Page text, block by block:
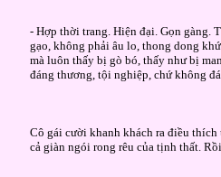
- Hợp thời trang. Hiện đại. Gọn gàng.
gạo, không phải âu lo, thong dong
mà luôn thấy bị gò bó, thấy như bị
đáng thương, tội nghiệp, chứ không
Cô gái cười khanh khách ra điều
cả giàn ngói rong rêu của tịnh thất.